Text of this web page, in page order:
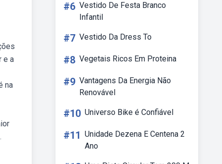
e a
na
#6 Vestido De Festa Branco
Infantil
#7 Vestido Da Dress To
#8 Vegetais Ricos Em Proteina
#9 Vantagens Da Energia Não
Renovável
#10 Universo Bike é Confiável
#11 Unidade Dezena E Centena 2
Ano